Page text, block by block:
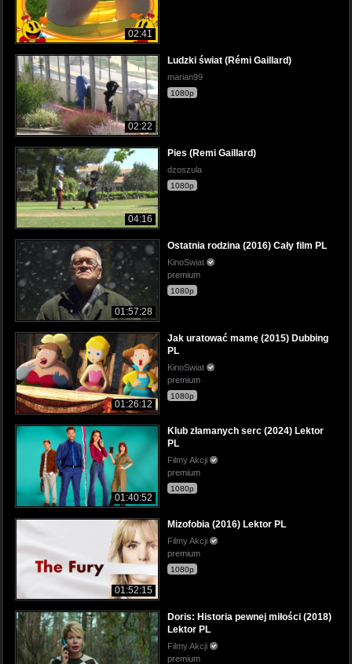
02:41
02:22
Ludzki świat (Rémi Gaillard)
marian99
1080p
04:16
Pies (Remi Gaillard)
dzoszula
1080p
01:57:28
Ostatnia rodzina (2016) Cały film PL
KinoSwiat
premium
1080p
01:26:12
Jak uratować mamę (2015) Dubbing
PL
KinoSwiat
premium
1080p
01:40:52
Klub złamanych serc (2024) Lektor
PL
Filmy Akcji
premium
1080p
01:52:15
Mizofobia (2016) Lektor PL
Filmy Akcji
premium
1080p
Doris: Historia pewnej miłości (2018)
Lektor PL
Filmy Akcji
premium